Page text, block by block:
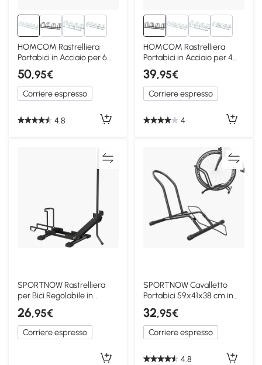
1+
HOMCOM Rastrelliera
Portabici in Acciaio per 6
Biciclette Argento
50,95€
Corriere espresso
4.8
1+
HOMCOM Rastrelliera
Portabici in Acciaio per 4
Biciclette Nero
39,95€
Corriere espresso
4
SPORTNOW Rastrelliera
per Bici Regolabile in
Acciaio Plastica Nero
26,95€
Corriere espresso
SPORTNOW Cavalletto
Portabici 59x41x38 cm in
Acciaio Nero
32,95€
Corriere espresso
4.8